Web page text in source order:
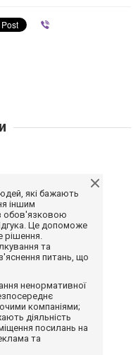
які бажають
іншим
обов'язковою
Це допоможе
рішення.
та
питань, що
ненормативної
компаніями;
діяльність
посилань на
та